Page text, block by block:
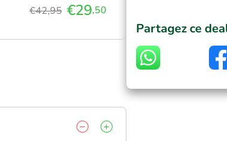
€42,95 €29,50
Partagez ce